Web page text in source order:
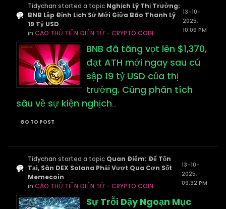
Tidychan started a topic Nghịch Lý Thị Trường:
BNB Lập Đỉnh Lịch Sử Mới Giữa Bão Thanh Lý
19 Tỷ USD
in CAO THỦ TIỀN ĐIỆN TỬ - CRYPTO COIN
13-10-
2025,
10:09 PM
BNB đã tăng vọt lên $1,370,
đạt ATH mới ngay sau cú
sập 19 tỷ USD của thị
trường. Cùng phân tích
sâu về sự kiện nghịch...
GO TO POST
Tidychan started a topic Quan Điểm: Để Tồn
Tại, Sàn DEX Solana Phải Vượt Qua Cơn Sốt
Memecoin
inCAO THỦ TIỀN ĐIỆN TỬ - CRYPTO COIN
13-10-
2025,
09:32 PM
Sự Trỗi Dậy Ngoạn Mục